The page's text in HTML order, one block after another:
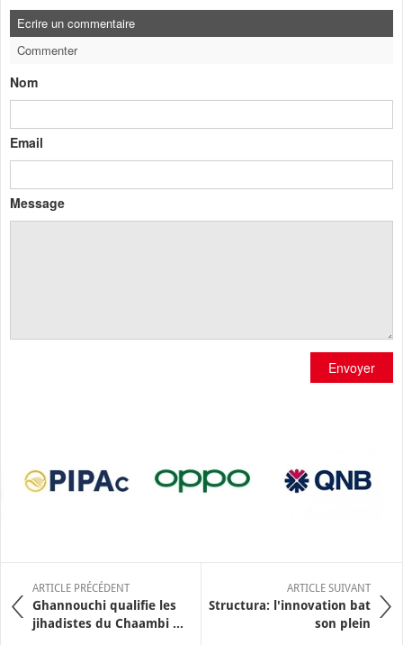
Ecrire un commentaire
Commenter
Nom
Email
Message
Envoyer
ARTICLE PRÉCÉDENT
Ghannouchi qualifie les
jihadistes du Chaambi ...
ARTICLE SUIVANT
Structura: l'innovation bat
son plein